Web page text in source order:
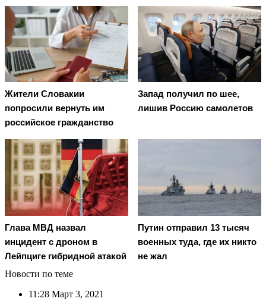
Жители Словакии
попросили вернуть им
российское гражданство
Запад получил по шее,
лишив Россию самолетов
Глава МВД назвал
инцидент с дроном в
Лейпциге гибридной атакой
Путин отправил 13 тысяч
военных туда, где их никто
не жал
Новости по теме
11:28 Март 3, 2021